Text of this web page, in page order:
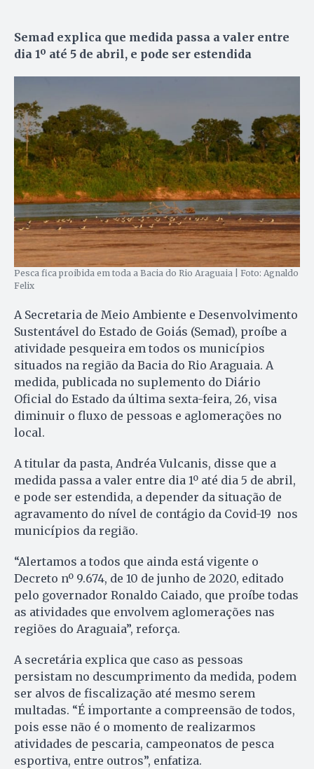
Semad explica que medida passa a valer entre
dia 1º até 5 de abril, e pode ser estendida
Pesca fica proibida em toda a Bacia do Rio Araguaia | Foto: Agnaldo
Felix
A Secretaria de Meio Ambiente e Desenvolvimento
Sustentável do Estado de Goiás (Semad), proíbe a
atividade pesqueira em todos os municípios
situados na região da Bacia do Rio Araguaia. A
medida, publicada no suplemento do Diário
Oficial do Estado da última sexta-feira, 26, visa
diminuir o fluxo de pessoas e aglomerações no
local.
A titular da pasta, Andréa Vulcanis, disse que a
medida passa a valer entre dia 1º até dia 5 de abril,
e pode ser estendida, a depender da situação de
agravamento do nível de contágio da Covid-19 nos
municípios da região.
“Alertamos a todos que ainda está vigente o
Decreto nº 9.674, de 10 de junho de 2020, editado
pelo governador Ronaldo Caiado, que proíbe todas
as atividades que envolvem aglomerações nas
regiões do Araguaia”, reforça.
A secretária explica que caso as pessoas
persistam no descumprimento da medida, podem
ser alvos de fiscalização até mesmo serem
multadas. “É importante a compreensão de todos,
pois esse não é o momento de realizarmos
atividades de pescaria, campeonatos de pesca
esportiva, entre outros”, enfatiza.